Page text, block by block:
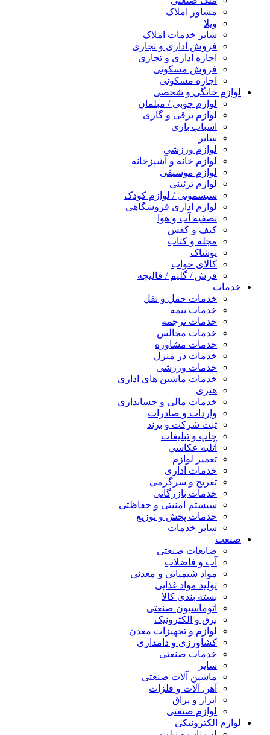
مشاور املاک
ویلا
سایر خدمات املاک
فروش اداری و تجاری
اجاره اداری و تجاری
فروش مسکونی
اجاره مسکونی
لوازم خانگی و شخصی
لوازم چوبی / مبلمان
لوازم برقی و گازی
اسباب بازی
سایر
لوازم ورزشی
لوازم خانه و آشپزخانه
لوازم موسیقی
لوازم تزئینی
سیسمونی / لوازم کودک
لوازم اداری فروشگاهی
تصفیه آب و هوا
کیف و کفش
مجله و کتاب
پوشاک
کالای خواب
فرش / گلیم / قالیچه
خدمات
خدمات حمل و نقل
خدمات بیمه
خدمات ترجمه
خدمات مجالس
خدمات مشاوره
خدمات در منزل
خدمات ورزشی
خدمات ماشین های اداری
هنری
خدمات مالی و حسابداری
واردات و صادرات
ثبت شرکت و برند
چاپ و تبلیغات
آتلیه عکاسی
تعمیر لوازم
خدمات اداری
تفریح و سرگرمی
خدمات بازرگانی
سیستم امنیتی و حفاظتی
خدمات پخش و توزیع
سایر خدمات
صنعت
ضایعات صنعتی
آب و فاضلاب
مواد شیمیایی و معدنی
تولید مواد غذایی
بسته بندی کالا
اتوماسیون صنعتی
برق و الکترونیک
لوازم و تجهیزات معدن
کشاورزی و دامداری
خدمات صنعتی
سایر
ماشین آلات صنعتی
آهن آلات و فلزات
ابزار و یراق
لوازم صنعتی
لوازم الکترونیکی